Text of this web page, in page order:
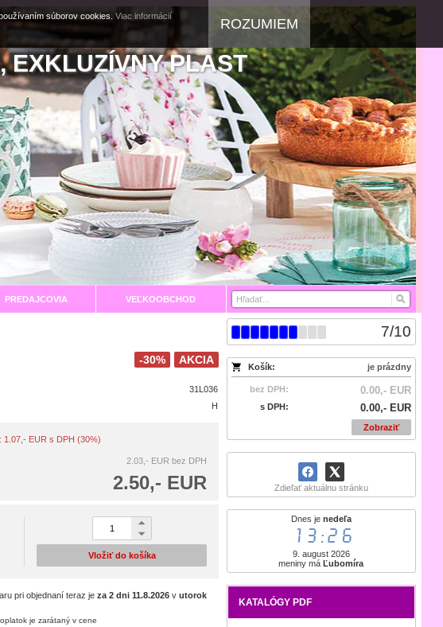
EXKLUZÍVNY PLAST
PREDAJCOVIA VEĽKOOBCHOD
7/10
Košík: je prázdny
bez DPH: 0.00,- EUR
s DPH: 0.00,- EUR
Zobraziť
Zdieľať aktuálnu stránku
Dnes je nedeľa
13:26
9. august 2026
meniny máĽubomíra
KATALÓGY PDF
AKCIA
-30%
31L036
H
1.07,- EUR s DPH (30%)
2.03,- EUR bez DPH
2.50,- EUR
Vložiť do košíka
pri objednaní teraz je za 2 dni 11.8.2026v utorok
je zarátaný v cene
súborov cookies. Viac informácií
ROZUMIEM